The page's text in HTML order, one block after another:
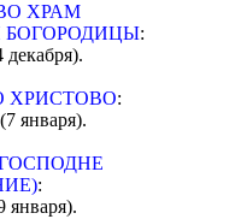
ХРАМ
БОГОРОДИЦЫ:
декабря).
ХРИСТОВО:
(7 января).
:
января).